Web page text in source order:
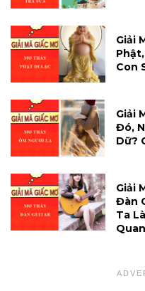
Giải
Con
Giải
Đó,
Dữ?
Giải
Đàn
Ta
Quan